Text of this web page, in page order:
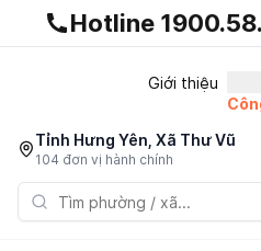
Gnhà production - v1.0.0
Hotline
Giới thiệu
Tỉnh Hưng Yên, Xã Thư Vũ
104 đơn vị hành chính